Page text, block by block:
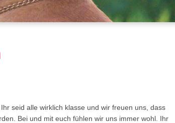
seid alle wirklich klasse und wir freuen uns, dass
Bei und mit euch fühlen wir uns immer wohl. Ihr